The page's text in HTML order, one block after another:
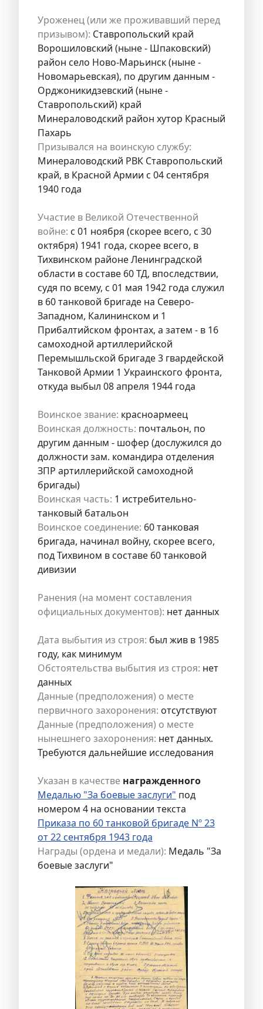
Уроженец (или же проживавший перед
призывом): Ставропольский край
Ворошиловский (ныне - Шпаковский)
район село Ново-Марьинск (ныне -
Новомарьевская), по другим данным -
Орджоникидзевский (ныне -
Ставропольский) край
Минераловодский район хутор Красный
Пахарь
Призывался на воинскую службу:
Минераловодский РВК Ставропольский
край, в Красной Армии с 04 сентября
1940 года
Участие в Великой Отечественной
войне: с 01 ноября (скорее всего, с 30
октября) 1941 года, скорее всего, в
Тихвинском районе Ленинградской
области в составе 60 ТД, впоследствии,
судя по всему, с 01 мая 1942 года служил
в 60 танковой бригаде на Северо-
Западном, Калининском и 1
Прибалтийском фронтах, а затем - в 16
самоходной артиллерийской
Перемышльской бригаде 3 гвардейской
Танковой Армии 1 Украинского фронта,
откуда выбыл 08 апреля 1944 года
Воинское звание: красноармеец
Воинская должность: почтальон, по
другим данным - шофер (дослужился до
должности зам. командира отделения
ЗПР артиллерийской самоходной
бригады)
Воинская часть: 1 истребительно-
танковый батальон
Воинское соединение: 60 танковая
бригада, начинал войну, скорее всего,
под Тихвином в составе 60 танковой
дивизии
Ранения (на момент составления
официальных документов): нет данных
Дата выбытия из строя: был жив в 1985
году, как минимум
Обстоятельства выбытия из строя: нет
данных
Данные (предположения) о месте
первичного захоронения: отсутствуют
Данные (предположения) о месте
нынешнего захоронения: нет данных.
Требуются дальнейшие исследования
Указан в качестве награжденного
Медалью "За боевые заслуги" под
номером 4 на основании текста
Приказа по 60 танковой бригаде Nº 23
от 22 сентября 1943 года
Награды (ордена и медали): Медаль "За
боевые заслуги"